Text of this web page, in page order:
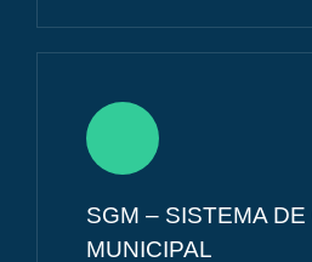
SGM – SISTEMA
MUNICIPAL